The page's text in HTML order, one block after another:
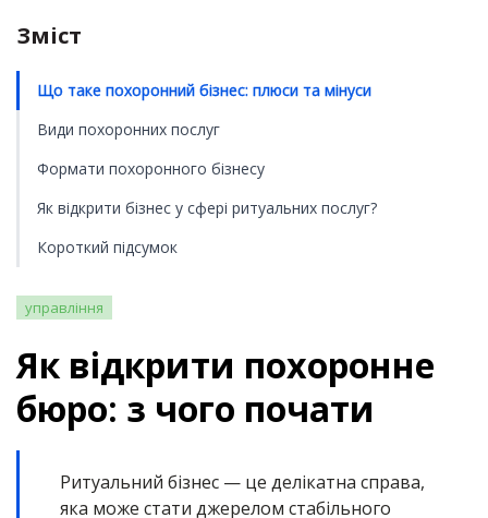
Зміст
Що таке похоронний бізнес: плюси та мінуси
Види похоронних послуг
Формати похоронного бізнесу
Як відкрити бізнес у сфері ритуальних послуг?
Короткий підсумок
управління
Як відкрити похоронне
бюро: з чого почати
Ритуальний бізнес — це делікатна справа,
яка може стати джерелом стабільного